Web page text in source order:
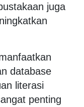
juga
database
literasi
penting